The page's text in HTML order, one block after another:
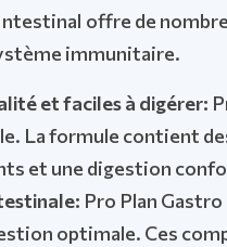
offre de
immunitaire.
et faciles à digérer:
La formule contient
et une digestion
Pro Plan
optimale. Ces